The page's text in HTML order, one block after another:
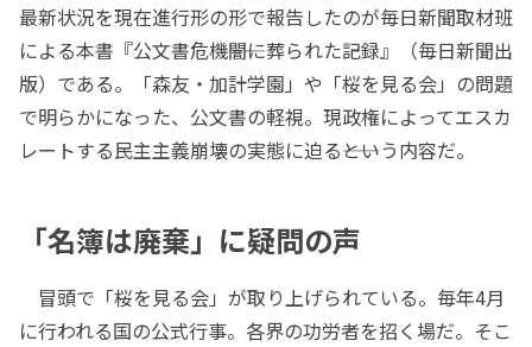
最新状況を現在進行形の形で報告したのが毎日新聞取材班
による本書『公文書危機――闇に葬られた記録』（毎日新聞出
版）である。「森友・加計学園」や「桜を見る会」の問題
で明らかになった、公文書の軽視。現政権によってエスカ
レートする民主主義崩壊の実態に迫る――という内容だ。
「名簿は廃棄」に疑問の声
冒頭で「桜を見る会」が取り上げられている。毎年4月
に行われる国の公式行事。各界の功労者を招く場だ。そこ